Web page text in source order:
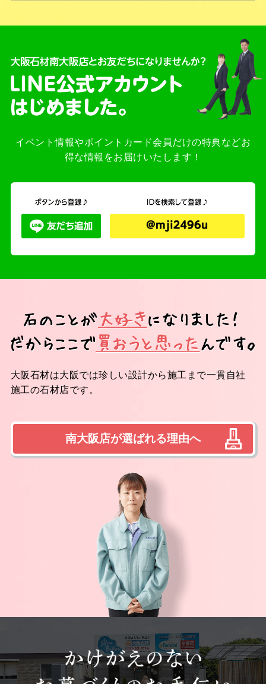
イベント情報やポイントカード会員だけの特典などお
得な情報をお届けいたします！
大阪石材は大阪では珍しい設計から施工まで一貫自社
施工の石材店です。
南大阪店が選ばれる理由へ